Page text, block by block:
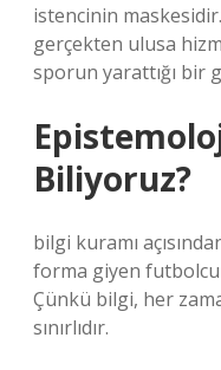
istencinin
gerçekten ulusa
sporun yarattığı bir
Biliyoruz?
bilgi kuramı
forma giyen
Çünkü bilgi, her
sınırlıdır.